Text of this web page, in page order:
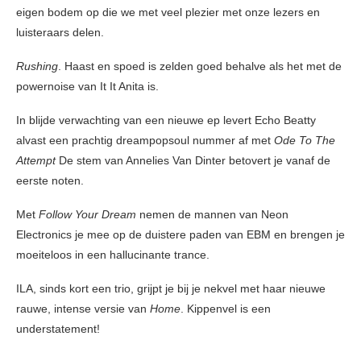
eigen bodem op die we met veel plezier met onze lezers en
luisteraars delen.
Rushing. Haast en spoed is zelden goed behalve als het met de
powernoise van It It Anita is.
In blijde verwachting van een nieuwe ep levert Echo Beatty
alvast een prachtig dreampopsoul nummer af met Ode To The
AttemptDe stem van Annelies Van Dinter betovert je vanaf de
eerste noten.
Met Follow Your Dream nemen de mannen van Neon
Electronics je mee op de duistere paden van EBM en brengen je
moeiteloos in een hallucinante trance.
ILA, sinds kort een trio, grijpt je bij je nekvel met haar nieuwe
rauwe, intense versie van Home. Kippenvel is een
understatement!